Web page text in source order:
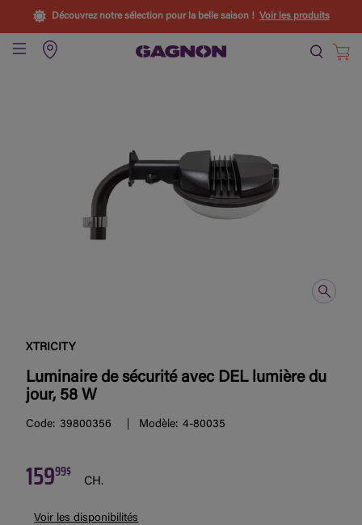
Découvrez notre sélection pour la belle saison ! Voir les produits
XTRICITY
Luminaire de sécurité avec DEL lumière du
jour, 58 W
Code: 39800356 Modèle: 4-80035
15999$ CH.
Voir les disponibilités